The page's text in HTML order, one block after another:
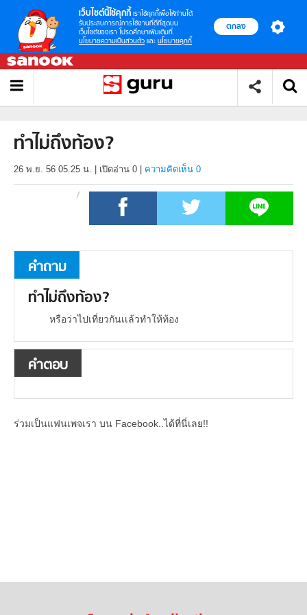
เว็บไซต์นี้ใช้คุกกี้ เราใช้คุกกี้เพื่อให้ท่านได้
รับประสบการณ์การใช้งานที่ดีที่สุดบน
เว็บไซต์ของเรา โปรดศึกษาเพิ่มเติมที่
นโยบายความเป็นส่วนตัว และ นโยบายคุกกี้
ตกลง
ทำไม่ถึงท้อง?
26 พ.ย. 56 05.25 น. เปิดอ่าน 0 ความคิดเห็น 0
คำถาม
ทำไม่ถึงท้อง?
หรือว่าไปเที่ยวกันเเล้วทำให้ท้อง
คำตอบ
ร่วมเป็นแฟนเพจเรา บน Facebook..ได้ที่นี่เลย!!